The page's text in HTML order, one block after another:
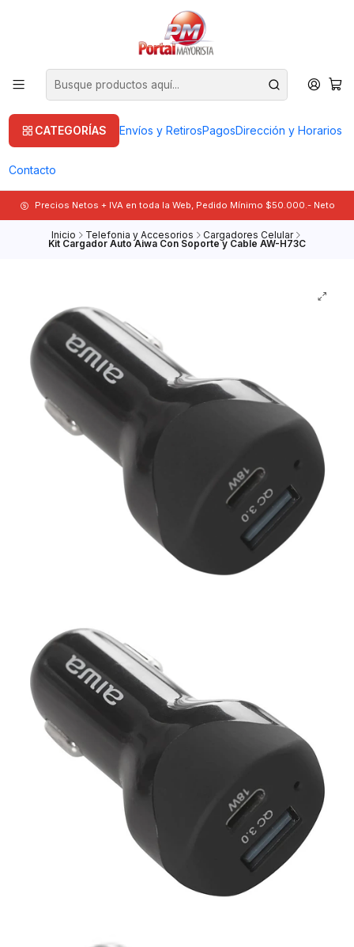
CATEGORÍAS Envíos y RetirosPagosDirección y Horarios
Contacto
Precios Netos + IVA en toda la Web, Pedido Mínimo $50.000.- Neto
Inicio Telefonia y Accesorios Cargadores Celular
Kit Cargador Auto Aiwa Con Soporte y Cable AW-H73C